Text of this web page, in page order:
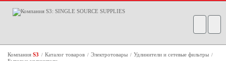
Компания S3 / Каталог товаров / Электротовары / Удлинители и сетевые фильтры /